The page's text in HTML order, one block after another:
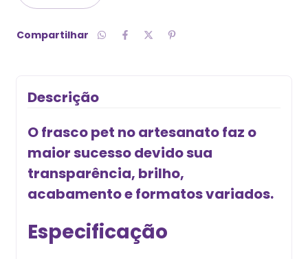
Compartilhar
Descrição
O frasco pet no artesanato faz o
maior sucesso devido sua
transparência, brilho,
acabamento e formatos variados.
Especificação